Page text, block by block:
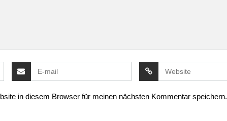
in diesem Browser für meinen nächsten Kommentar speichern.